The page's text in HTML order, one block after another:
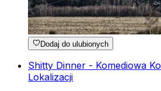
Dodaj do ulubionych
Shitty Dinner - Komediowa
Lokalizacji